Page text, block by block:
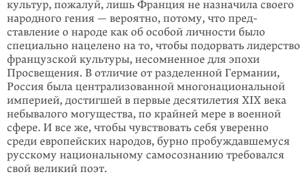
культур, пожалуй, лишь Франция не назначила своего
народного гения — вероятно, потому, что пред­
ставление о народе как об особой личности было
специально нацелено на то, чтобы подорвать лидерство
французской культуры, несомненное для эпохи
Просвещения. В отличие от разделенной Германии,
Россия была централи­зованной многонациональной
империей, достигшей в первые десятилетия XIX века
небывалого могущества, по крайней мере в военной
сфере. И все же, чтобы чувствовать себя уверенно
среди европейских народов, бурно про­буждав­­шемуся
русскому национальному самосознанию требовался
свой великий поэт.